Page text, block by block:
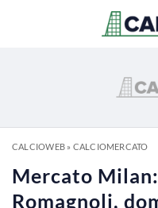
CALCIOWEB» CALCIOMERCATO
Mercato
Romagnoli,